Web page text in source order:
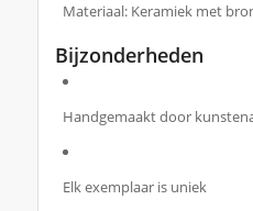
Materiaal: Keramiek met
Bijzonderheden
Handgemaakt door
Elk exemplaar is uniek